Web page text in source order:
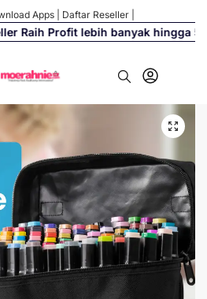
Apps Daftar Reseller
Raih Profit lebih banyak hingga